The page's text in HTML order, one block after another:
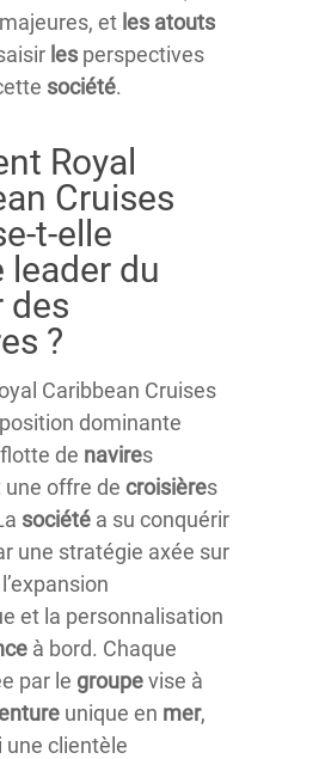
majeures, et les atouts
les perspectives
société.
Royal
Cruises
t-elle
leader du
des
?
Caribbean Cruises
dominante
de navires
offre de croisières
société a su conquérir
une stratégie axée sur
et la personnalisation
à bord. Chaque
par le groupevise à
unique en mer,
clientèle